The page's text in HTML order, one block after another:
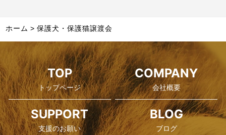
ホーム 保護犬・保護猫譲渡会
TOP
トップページ
COMPANY
会社概要
SUPPORT
支援のお願い
BLOG
ブログ